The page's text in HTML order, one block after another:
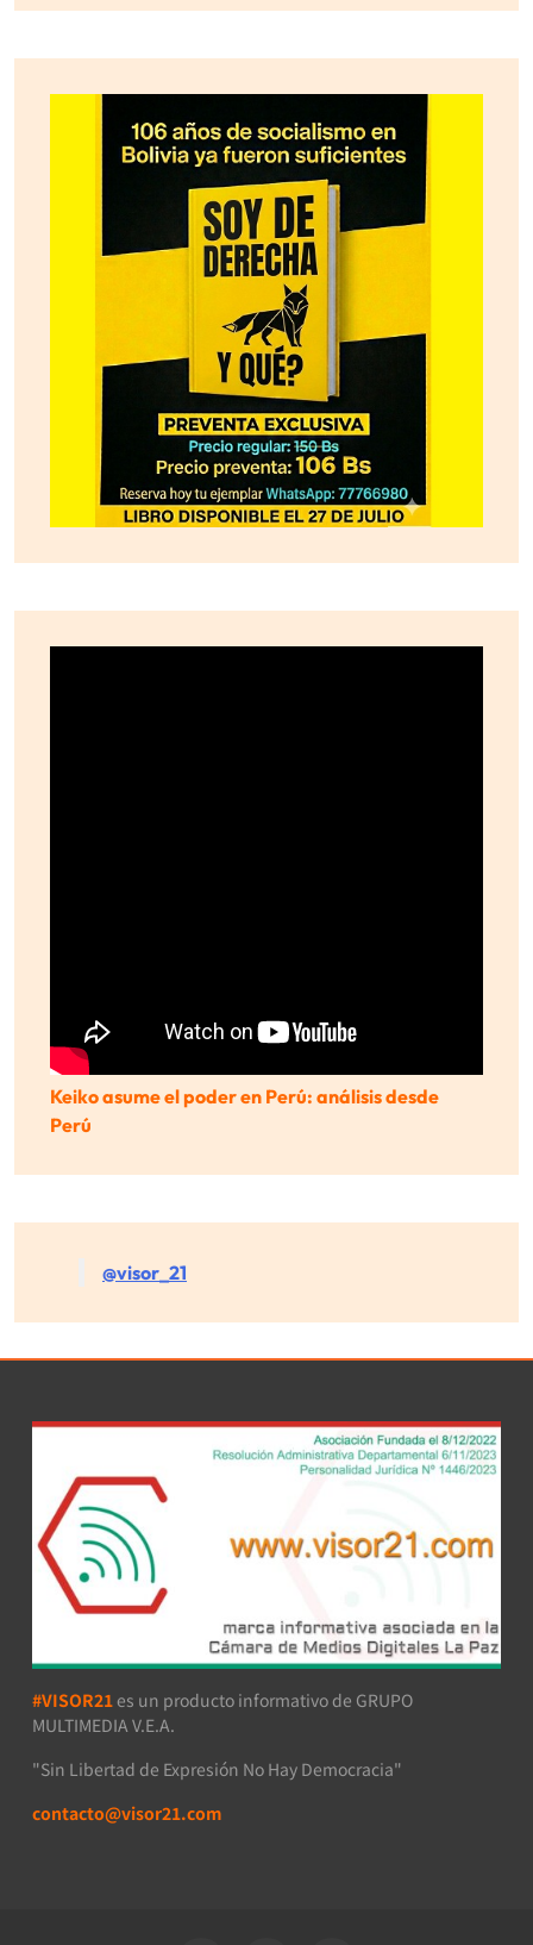
Keiko asume el poder en Perú: análisis desde
Perú
@visor_21
#VISOR21 es un producto informativo de GRUPO
MULTIMEDIA V.E.A.
"Sin Libertad de Expresión No Hay Democracia"
contacto@visor21.com